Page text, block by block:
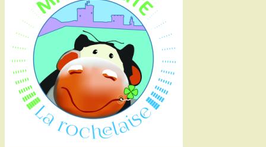
Instagram
sur
Pinterest